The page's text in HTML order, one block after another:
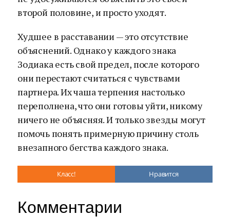
второй половине, и просто уходят.
Худшее в расставании — это отсутствие
объяснений. Однако у каждого знака
Зодиака есть свой предел, после которого
они перестают считаться с чувствами
партнера. Их чаша терпения настолько
переполнена, что они готовы уйти, никому
ничего не объясняя. И только звезды могут
помочь понять примерную причину столь
внезапного бегства каждого знака.
Класс! Нравится
Комментарии